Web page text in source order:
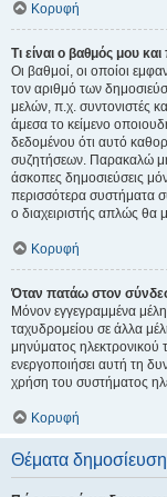
Κορυφή
Τι είναι ο βαθμός μου
Οι βαθμοί, οι οποίοι
τον αριθμό των
μελών, π.χ. συντονιστές
άμεσα το κείμενο
δεδομένου ότι αυτό
συζητήσεων. Παρακαλώ
άσκοπες δημοσιεύσεις
περισσότερα συστήματα
ο διαχειριστής απλώς θα
Κορυφή
Όταν πατάω στον
Μόνον εγγεγραμμένα
ταχυδρομείου σε άλλα
μηνύματος ηλεκτρονικού
ενεργοποιήσει αυτή τη
χρήση του συστήματος
Κορυφή
Θέματα